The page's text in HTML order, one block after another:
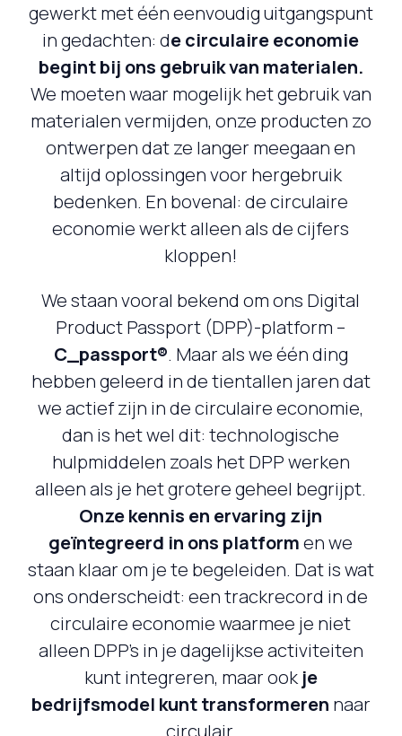
gewerkt met één eenvoudig uitgangspunt
in gedachten: de circulaire economie
begint bij ons gebruik van materialen.
We moeten waar mogelijk het gebruik van
materialen vermijden, onze producten zo
ontwerpen dat ze langer meegaan en
altijd oplossingen voor hergebruik
bedenken. En bovenal: de circulaire
economie werkt alleen als de cijfers
kloppen!
We staan vooral bekend om ons Digital
Product Passport (DPP)-platform –
C_passport®. Maar als we één ding
hebben geleerd in de tientallen jaren dat
we actief zijn in de circulaire economie,
dan is het wel dit: technologische
hulpmiddelen zoals het DPP werken
alleen als je het grotere geheel begrijpt.
Onze kennis en ervaring zijn
geïntegreerd in ons platformen we
staan klaar om je te begeleiden. Dat is wat
ons onderscheidt: een trackrecord in de
circulaire economie waarmee je niet
alleen DPP’s in je dagelijkse activiteiten
kunt integreren, maar ookje
bedrijfsmodel kunt transformeren naar